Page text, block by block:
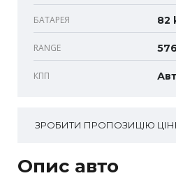
БАТАРЕЯ 82
RANGE
КПП
ЗРОБИТИ ПРОПОЗИЦІЮ
Опис авто